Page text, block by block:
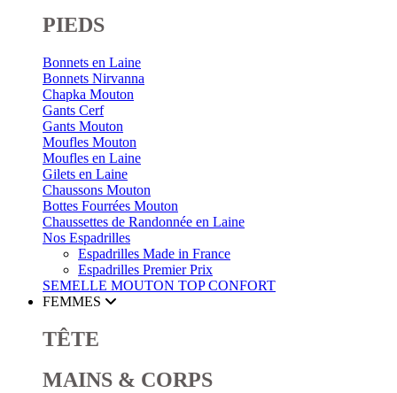
PIEDS
Bonnets en Laine
Bonnets Nirvanna
Chapka Mouton
Gants Cerf
Gants Mouton
Moufles Mouton
Moufles en Laine
Gilets en Laine
Chaussons Mouton
Bottes Fourrées Mouton
Chaussettes de Randonnée en Laine
Nos Espadrilles
Espadrilles Made in France
Espadrilles Premier Prix
SEMELLE MOUTON TOP CONFORT
FEMMES
TÊTE
MAINS & CORPS